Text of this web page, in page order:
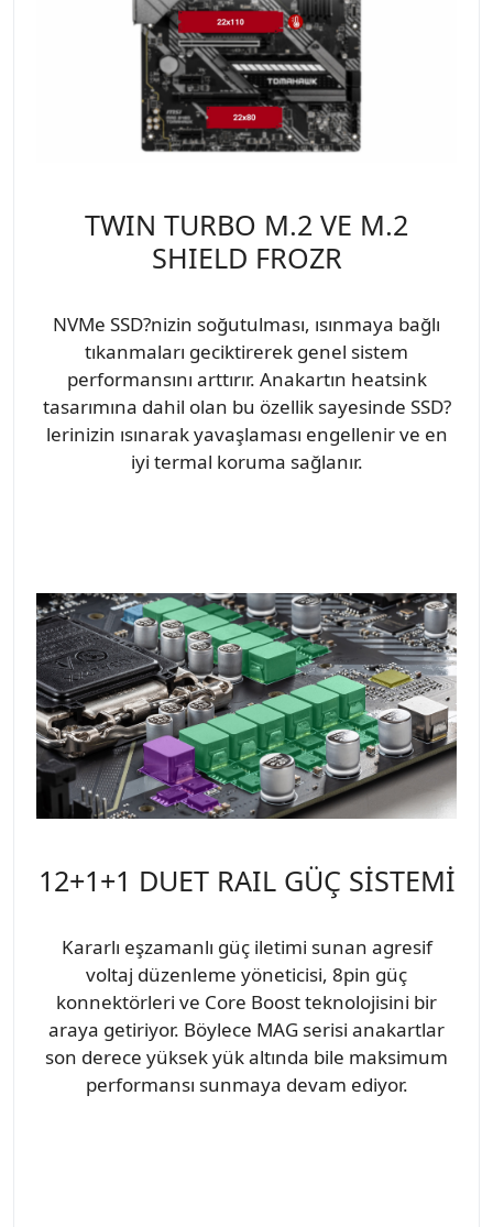
TWIN TURBO M.2 VE M.2
SHIELD FROZR
NVMe SSD?nizin soğutulması, ısınmaya bağlı
tıkanmaları geciktirerek genel sistem
performansını arttırır. Anakartın heatsink
tasarımına dahil olan bu özellik sayesinde SSD?
lerinizin ısınarak yavaşlaması engellenir ve en
iyi termal koruma sağlanır.
12+1+1 DUET RAIL GÜÇ SİSTEMİ
Kararlı eşzamanlı güç iletimi sunan agresif
voltaj düzenleme yöneticisi, 8pin güç
konnektörleri ve Core Boost teknolojisini bir
araya getiriyor. Böylece MAG serisi anakartlar
son derece yüksek yük altında bile maksimum
performansı sunmaya devam ediyor.